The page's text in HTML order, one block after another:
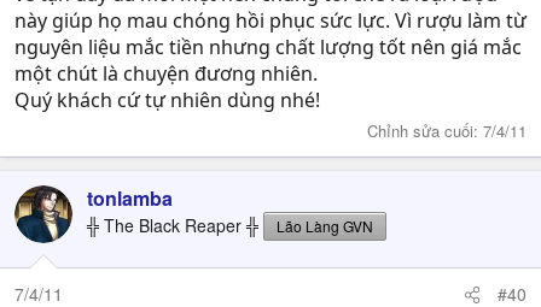
này giúp họ mau chóng hồi phục sức lực. Vì rượu làm từ
nguyên liệu mắc tiền nhưng chất lượng tốt nên giá mắc
một chút là chuyện đương nhiên.
Quý khách cứ tự nhiên dùng nhé!
Chỉnh sửa cuối: 7/4/11
tonlamba
╬ The Black Reaper ╬ Lão Làng GVN
7/4/11 #40